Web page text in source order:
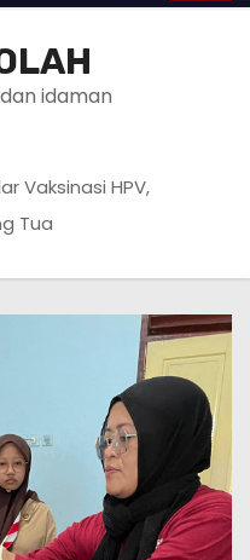
idaman
Vaksinasi HPV,
Tua